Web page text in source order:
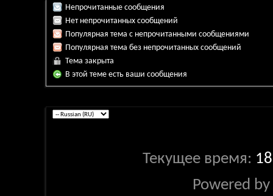
Непрочитанные сообщения
Нет непрочитанных сообщений
Популярная тема с непрочитанными сообщениями
Популярная тема без непрочитанных сообщений
Тема закрыта
В этой теме есть ваши сообщения
Текущее время:
Powered by